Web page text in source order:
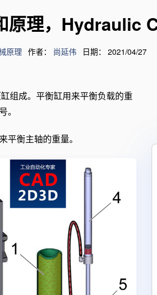
品规格书
原理，Hydraulic
原理 作者： 尚延伟 日期： 2021/04/27
组成。平衡缸用来平衡负载的重
。
平衡主轴的重量。